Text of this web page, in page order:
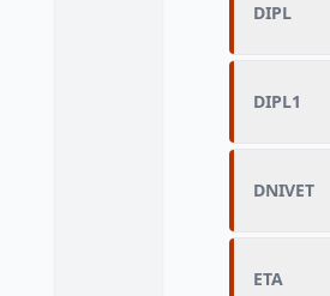
DIPL
DIPL1
DNIVET
ETA